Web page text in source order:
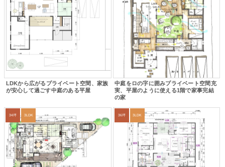
LDKから広がるプライベート空間、家族
が安心して過ごす中庭のある平屋
中庭をロの字に囲みプライベート空間充
実、平屋のように使える1階で家事完結
の家
34坪 3LDK 36坪 3LDK